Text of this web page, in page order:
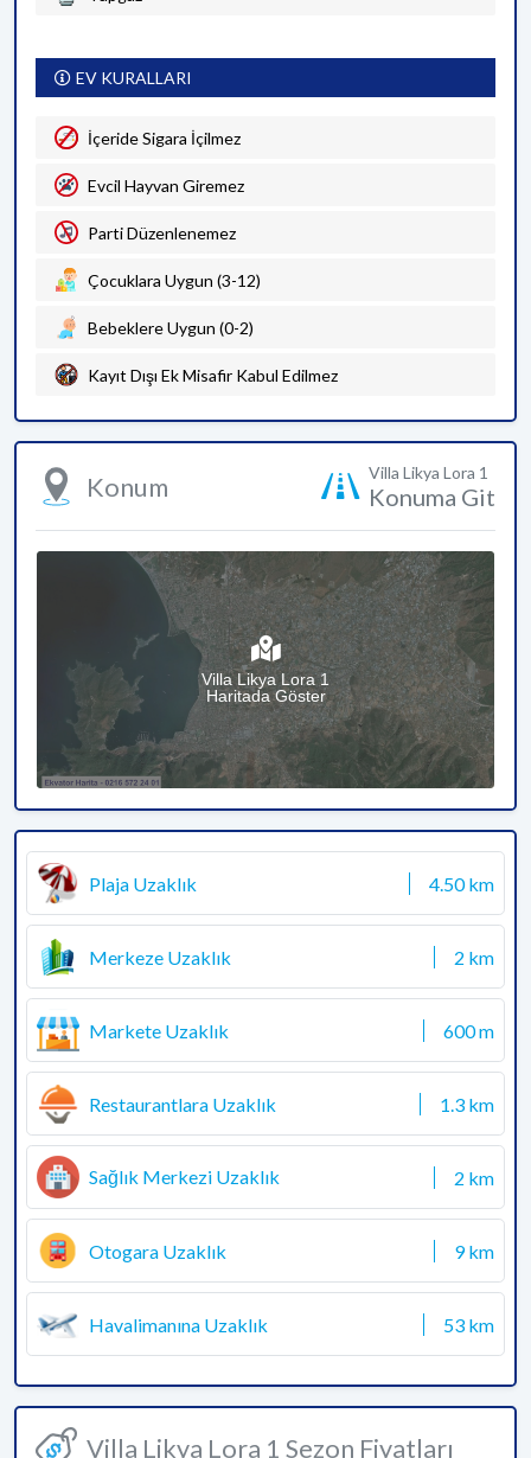
EV KURALLARI
İçeride Sigara İçilmez
Evcil Hayvan Giremez
Parti Düzenlenemez
Çocuklara Uygun (3-12)
Bebeklere Uygun (0-2)
Kayıt Dışı Ek Misafir Kabul Edilmez
Konum Villa Likya Lora 1
Konuma Git
Villa Likya Lora 1
Haritada Göster
Plaja Uzaklık 4.50 km
Merkeze Uzaklık 2 km
Markete Uzaklık 600 m
Restaurantlara Uzaklık 1.3 km
Sağlık Merkezi Uzaklık 2 km
Otogara Uzaklık 9 km
Havalimanına Uzaklık 53 km
Villa Likya Lora 1 Sezon Fiyatları